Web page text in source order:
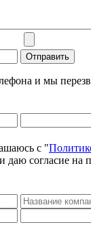
и мы
с "
даю согласие на